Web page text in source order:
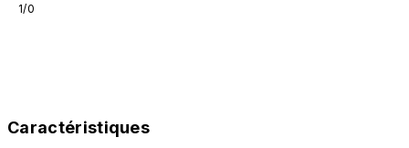
1/0
Caractéristiques